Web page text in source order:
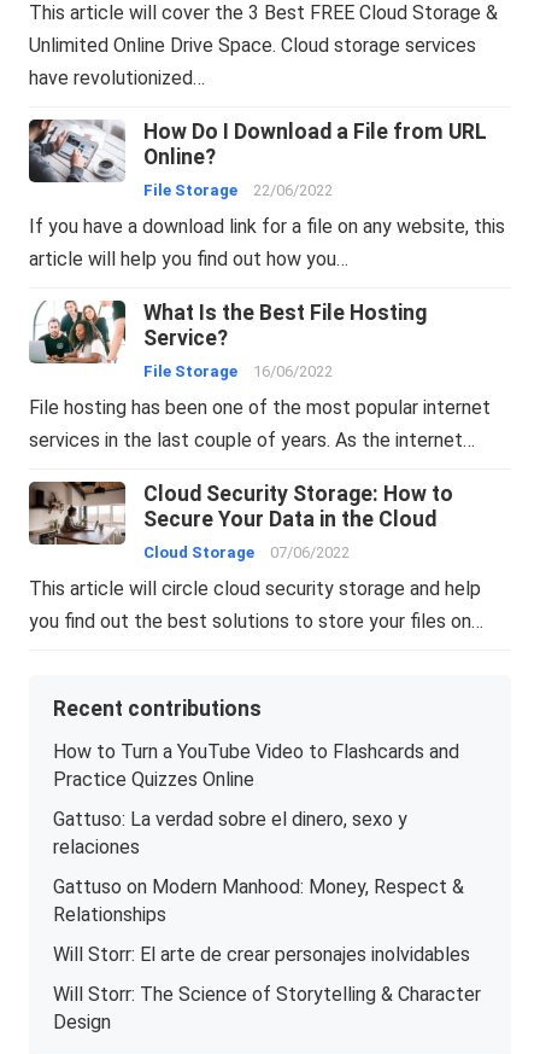
This article will cover the 3 Best FREE Cloud Storage &
Unlimited Online Drive Space. Cloud storage services
have revolutionized…
How Do I Download a File from URL
Online?
File Storage 22/06/2022
If you have a download link for a file on any website, this
article will help you find out how you…
What Is the Best File Hosting
Service?
File Storage 16/06/2022
File hosting has been one of the most popular internet
services in the last couple of years. As the internet…
Cloud Security Storage: How to
Secure Your Data in the Cloud
Cloud Storage 07/06/2022
This article will circle cloud security storage and help
you find out the best solutions to store your files on…
Recent contributions
How to Turn a YouTube Video to Flashcards and
Practice Quizzes Online
Gattuso: La verdad sobre el dinero, sexo y
relaciones
Gattuso on Modern Manhood: Money, Respect &
Relationships
Will Storr: El arte de crear personajes inolvidables
Will Storr: The Science of Storytelling & Character
Design